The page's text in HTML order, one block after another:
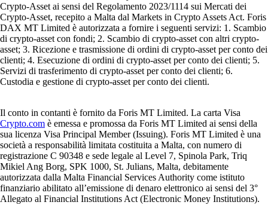
Crypto-Asset ai sensi del Regolamento 2023/1114 sui Mercati dei
Crypto-Asset, recepito a Malta dal Markets in Crypto Assets Act. Foris
DAX MT Limited è autorizzata a fornire i seguenti servizi: 1. Scambio
di crypto-asset con fondi; 2. Scambio di crypto-asset con altri crypto-
asset; 3. Ricezione e trasmissione di ordini di crypto-asset per conto dei
clienti; 4. Esecuzione di ordini di crypto-asset per conto dei clienti; 5.
Servizi di trasferimento di crypto-asset per conto dei clienti; 6.
Custodia e gestione di crypto-asset per conto dei clienti.
Il conto in contanti è fornito da Foris MT Limited. La carta Visa
Crypto.com è emessa e promossa da Foris MT Limited ai sensi della
sua licenza Visa Principal Member (Issuing). Foris MT Limited è una
società a responsabilità limitata costituita a Malta, con numero di
registrazione C 90348 e sede legale al Level 7, Spinola Park, Triq
Mikiel Ang Borg, SPK 1000, St. Julians, Malta, debitamente
autorizzata dalla Malta Financial Services Authority come istituto
finanziario abilitato all’emissione di denaro elettronico ai sensi del 3°
Allegato al Financial Institutions Act (Electronic Money Institutions).